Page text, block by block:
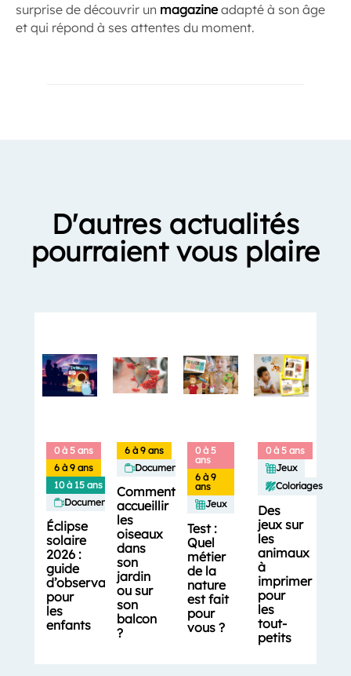
surprise de découvrir un magazineadapté à son âge
et qui répond à ses attentes du moment.
D'autres actualités
pourraient vous plaire
0 à 5 ans
6 à 9 ans
10 à 15 ans
Documentaires
Éclipse
solaire
2026 :
guide
d’observation
pour
les
enfants
6 à 9 ans
Documentaires
Comment
accueillir
les
oiseaux
dans
son
jardin
ou sur
son
balcon
?
0 à 5
ans
6 à 9
ans
Jeux
Test :
Quel
métier
de la
nature
est fait
pour
vous ?
0 à 5 ans
Jeux
Coloriages
Des
jeux sur
les
animaux
à
imprimer
pour
les
tout-
petits